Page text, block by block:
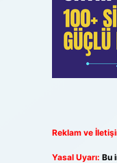
Reklam ve
Yasal Uyarı: Bu